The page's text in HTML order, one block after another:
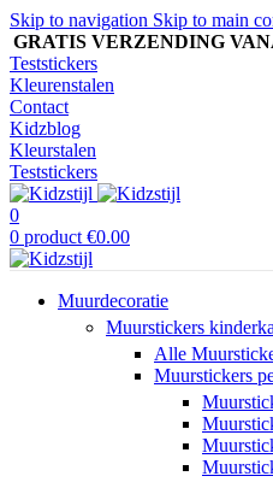
Skip to navigation Skip to main
GRATIS VERZENDING
Teststickers
Kleurenstalen
Contact
Kidzblog
Kleurstalen
Teststickers
0
0 product €0.00
Muurdecoratie
Muurstickers
Alle
Muurstickers